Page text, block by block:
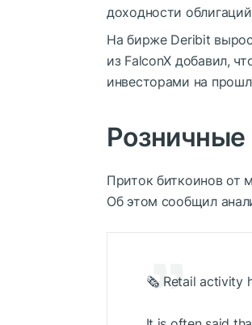
доходности
На бирже Deribit
из FalconX добавил,
инвесторами на
Приток биткоинов от
Об этом сообщил
🗞️ Retail activity